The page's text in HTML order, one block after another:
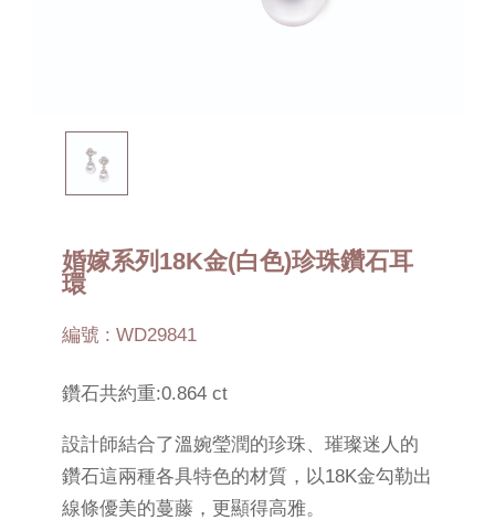
婚嫁系列18K金(白色)珍珠鑽石耳
環
編號 : WD29841
鑽石共約重:0.864 ct
設計師結合了溫婉瑩潤的珍珠、璀璨迷人的
鑽石這兩種各具特色的材質，以18K金勾勒出
線條優美的蔓藤，更顯得高雅。